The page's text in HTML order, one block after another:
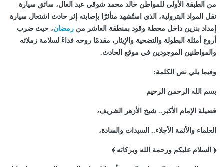
من الطبقة الأولى للمواطن خالد محمد شوقي عبد العال، سائق سيارة
نقل المواد البترولية، الذي استُشهد متأثرًا بإصابته إثر حادث اشتعال سيارة
إمداد بنزين داخل محطة وقود بمنطقة العاشر من رمضان، حيث ضرب
أروع أمثلة البطولة والتضحية والإيثار، مقدمًا روحه فداءً لسلامة زملائه
والمواطنين الموجودين في موقع الحادث.
وفيما يلي نص الكلمة:
بسم الله الرحمن الرحيم
فضيلة الإمام الأكبر.. شيخ الأزهر الشريف،
العلماء والأئمة الأجلاء.. السيدات والسادة،
﴿ السلام عليكم ورحمة الله وبركاته ﴾